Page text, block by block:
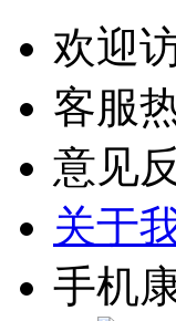
欢迎
客服
意见
关于
手机